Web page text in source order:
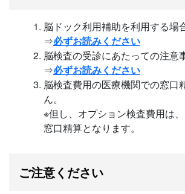
脳ドック利用補助を利用する場
⇒必ずお読みください
脳検査の受診にあたっての注意
⇒必ずお読みください
脳検査費用の医療機関での窓口
ん。
※但し、オプション検査費用は
窓口精算となります。
ご注意ください